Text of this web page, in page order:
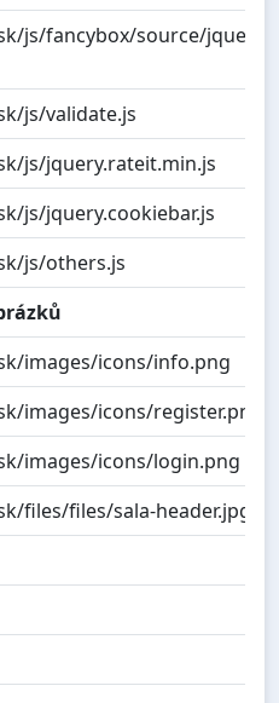
js/fancybox/source/
js/validate.js
js/jquery.rateit.min.js
js/jquery.cookiebar.js
js/others.js
images/icons/info.png
images/icons/register.png
images/icons/login.png
files/files/sala-header.jpg